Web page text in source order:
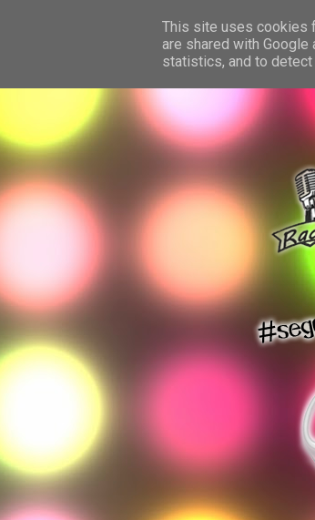
This site uses cookies
are shared with
statistics, and to